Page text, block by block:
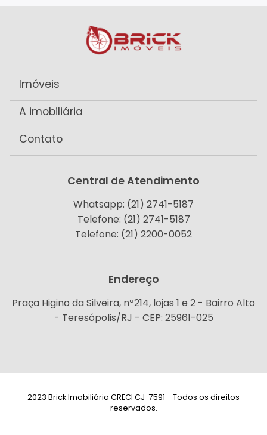
Imóveis
A imobiliária
Contato
Central de Atendimento
Whatsapp: (21) 2741-5187
Telefone: (21) 2741-5187
Telefone: (21) 2200-0052
Endereço
Praça Higino da Silveira, nº214, lojas 1 e 2 - Bairro Alto
- Teresópolis/RJ - CEP: 25961-025
2023 Brick Imobiliária CRECI CJ-7591 - Todos os direitos
reservados.